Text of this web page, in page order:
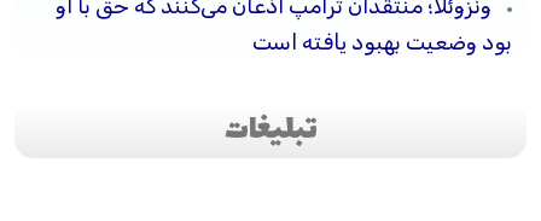
ونزوئلا؛ منتقدان ترامپ اذعان می‌کنند که حق با او
بود وضعیت بهبود یافته است
تبلیغات